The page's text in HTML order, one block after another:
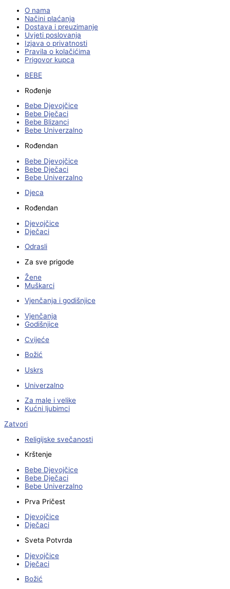
O nama
Načini plaćanja
Dostava i preuzimanje
Uvjeti poslovanja
Izjava o privatnosti
Pravila o kolačićima
Prigovor kupca
BEBE
Rođenje
Bebe Djevojčice
Bebe Dječaci
Bebe Blizanci
Bebe Univerzalno
Rođendan
Bebe Djevojčice
Bebe Dječaci
Bebe Univerzalno
Djeca
Rođendan
Djevojčice
Dječaci
Odrasli
Za sve prigode
Žene
Muškarci
Vjenčanja i godišnjice
Vjenčanja
Godišnjice
Cvijeće
Božić
Uskrs
Univerzalno
Za male i velike
Kućni ljubimci
Zatvori
Religijske svečanosti
Krštenje
Bebe Djevojčice
Bebe Dječaci
Bebe Univerzalno
Prva Pričest
Djevojčice
Dječaci
Sveta Potvrda
Djevojčice
Dječaci
Božić